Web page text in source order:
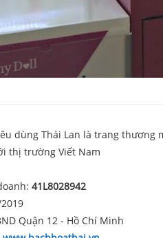
dùng Thái Lan là trang thương
thị trường Viết Nam
41L8028942
Quận 12 - Hồ Chí Minh